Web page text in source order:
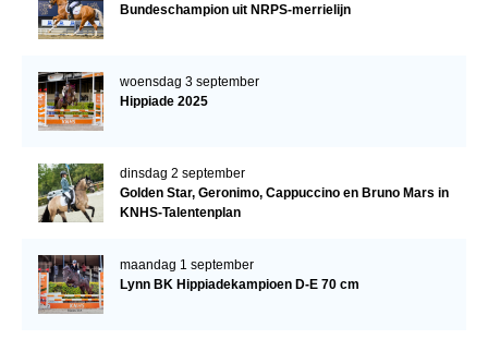
Bundeschampion uit NRPS-merrielijn
woensdag 3 september
Hippiade 2025
dinsdag 2 september
Golden Star, Geronimo, Cappuccino en Bruno Mars in
KNHS-Talentenplan
maandag 1 september
Lynn BK Hippiadekampioen D-E 70 cm